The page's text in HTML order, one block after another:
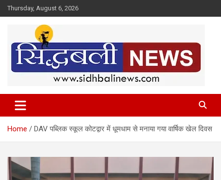
Skip
to
Thursday, August 6, 2026
Sidhbali News
Home DAV पब्लिक स्कूल कोटद्वार में धूमधाम से मनाया गया वार्षिक खेल दिवस